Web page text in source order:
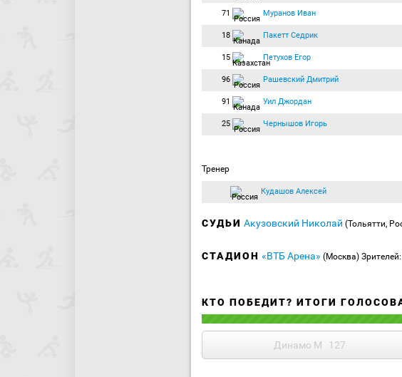
71 Муранов Иван
18 Пакетт Седрик
15 Петухов Егор
96 Рашевский Дмитрий
91 Уил Джордан
25 Чернышов Игорь
Тренер
Кудашов Алексей
СУДЬИ Акузовский Николай (Тольятти,
СТАДИОН «ВТБ Арена» (Москва)
КТО ПОБЕДИТ? ИТОГИ
Динамо М 127